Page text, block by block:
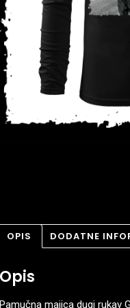
OPIS DODATNE
Opis
Pamučna majica dugi rukav